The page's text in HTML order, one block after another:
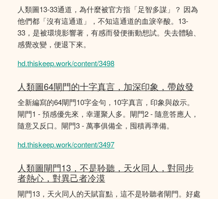
人類圖13-33通道，為什麼被官方指「足智多謀」？ 因為
他們都「沒有這通道」，不知這通道的血淚辛酸。13-
33，是被環境影響著，有感而發便衝動想試。失去體驗、
感覺改變，便退下來。
hd.thiskeep.work/content/3498
人類圖64閘門的十字真言，加深印象，帶啟發
全新編寫的64閘門10字金句，10字真言，印象與啟示。
閘門1 - 預感優先來，幸運聚人多。閘門2 - 隨意答應人，
隨意又反口。閘門3 - 萬事俱備全，囤積再準備。
hd.thiskeep.work/content/3497
人類圖閘門13，不是聆聽，天火同人，對同步
者熱心，對異己者冷漠
閘門13，天火同人的天賦盲點，這不是聆聽者閘門。好處